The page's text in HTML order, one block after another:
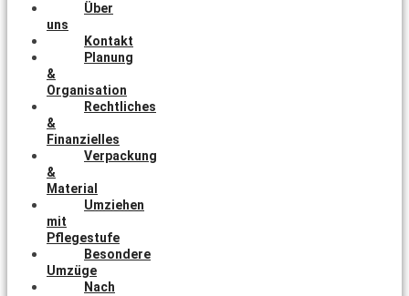
Über
uns
Kontakt
Planung
&
Organisation
Rechtliches
&
Finanzielles
Verpackung
&
Material
Umziehen
mit
Pflegestufe
Besondere
Umzüge
Nach